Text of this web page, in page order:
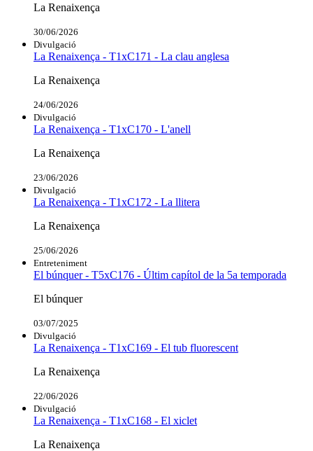
La Renaixença
30/06/2026
Divulgació
La Renaixença - T1xC171 - La clau anglesa
La Renaixença
24/06/2026
Divulgació
La Renaixença - T1xC170 - L'anell
La Renaixença
23/06/2026
Divulgació
La Renaixença - T1xC172 - La llitera
La Renaixença
25/06/2026
Entreteniment
El búnquer - T5xC176 - Últim capítol de la 5a temporada
El búnquer
03/07/2025
Divulgació
La Renaixença - T1xC169 - El tub fluorescent
La Renaixença
22/06/2026
Divulgació
La Renaixença - T1xC168 - El xiclet
La Renaixença